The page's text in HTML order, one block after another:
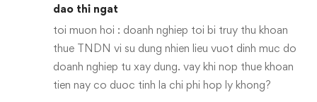
dao thi ngat
toi muon hoi : doanh nghiep toi bi truy thu khoan
thue TNDN vi su dung nhien lieu vuot dinh muc do
doanh nghiep tu xay dung. vay khi nop thue khoan
tien nay co duoc tinh la chi phi hop ly khong?